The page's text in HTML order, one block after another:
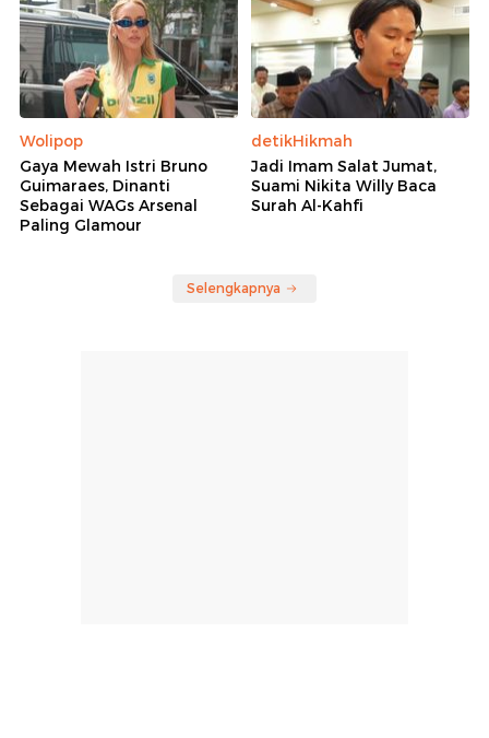
Wolipop
Gaya Mewah Istri Bruno
Guimaraes, Dinanti
Sebagai WAGs Arsenal
Paling Glamour
detikHikmah
Jadi Imam Salat Jumat,
Suami Nikita Willy Baca
Surah Al-Kahfi
Selengkapnya